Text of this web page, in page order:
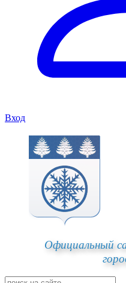
Вход
Официальный